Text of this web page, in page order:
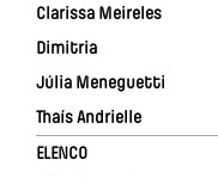
Clarissa Meireles
Dimitria
Júlia Meneguetti
Thaís Andrielle
ELENCO